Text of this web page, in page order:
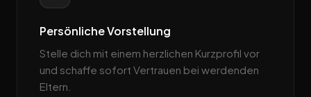
Persönliche Vorstellung
Stelle dich mit einem herzlichen Kurzprofil vor
und schaffe sofort Vertrauen bei werdenden
Eltern.